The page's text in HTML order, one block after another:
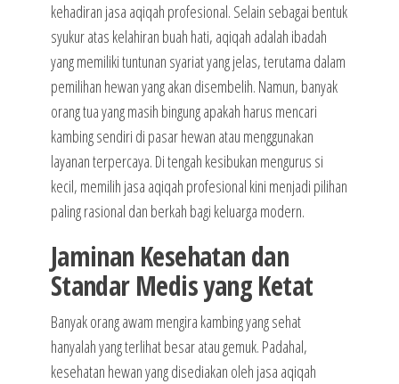
kehadiran jasa aqiqah profesional. Selain sebagai bentuk
syukur atas kelahiran buah hati, aqiqah adalah ibadah
yang memiliki tuntunan syariat yang jelas, terutama dalam
pemilihan hewan yang akan disembelih. Namun, banyak
orang tua yang masih bingung apakah harus mencari
kambing sendiri di pasar hewan atau menggunakan
layanan terpercaya. Di tengah kesibukan mengurus si
kecil, memilih jasa aqiqah profesional kini menjadi pilihan
paling rasional dan berkah bagi keluarga modern.
Jaminan Kesehatan dan
Standar Medis yang Ketat
Banyak orang awam mengira kambing yang sehat
hanyalah yang terlihat besar atau gemuk. Padahal,
kesehatan hewan yang disediakan oleh jasa aqiqah